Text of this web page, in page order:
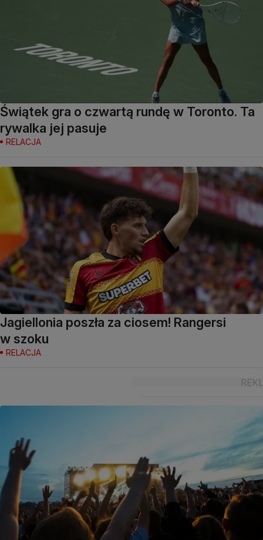
Świątek gra o czwartą rundę w Toronto. Ta
rywalka jej pasuje
RELACJA
Jagiellonia poszła za ciosem! Rangersi
w szoku
RELACJA